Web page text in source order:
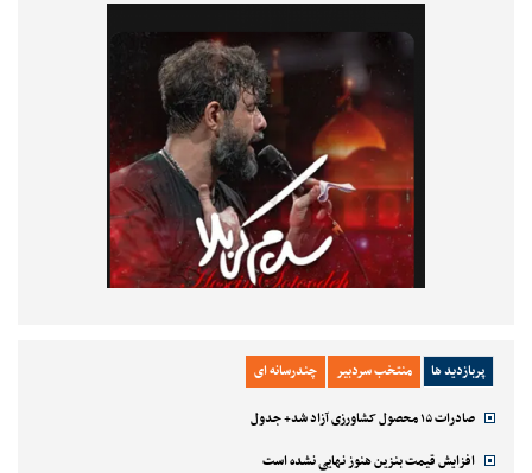
پربازدید ها منتخب سردبیر چندرسانه ای
صادرات ۱۵ محصول کشاورزی آزاد شد+ جدول
افزایش قیمت بنزین هنوز نهایی نشده است